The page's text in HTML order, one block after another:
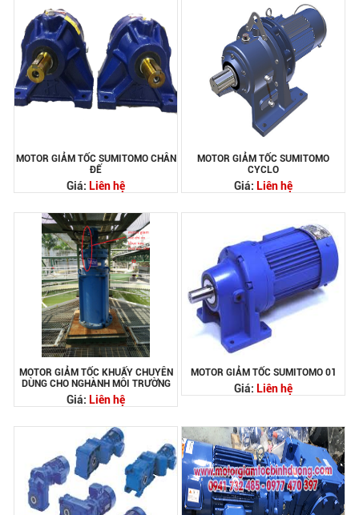
MOTOR GIẢM TỐC SUMITOMO CHÂN
ĐẾ
Giá: Liên hệ
MOTOR GIẢM TỐC SUMITOMO
CYCLO
Giá: Liên hệ
MOTOR GIẢM TỐC KHUẤY CHUYÊN
DÙNG CHO NGHÀNH MÔI TRƯỜNG
Giá: Liên hệ
MOTOR GIẢM TỐC SUMITOMO 01
Giá: Liên hệ